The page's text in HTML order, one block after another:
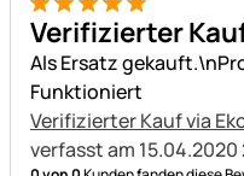
5 von 5
Verifizierter
Als Ersatz
Funktioniert
Verifizierter Kauf via
verfasst am 15.04.2020